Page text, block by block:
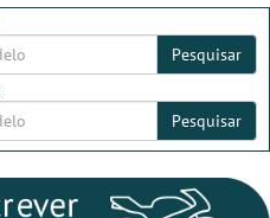
Pesquisar
Pesquisar